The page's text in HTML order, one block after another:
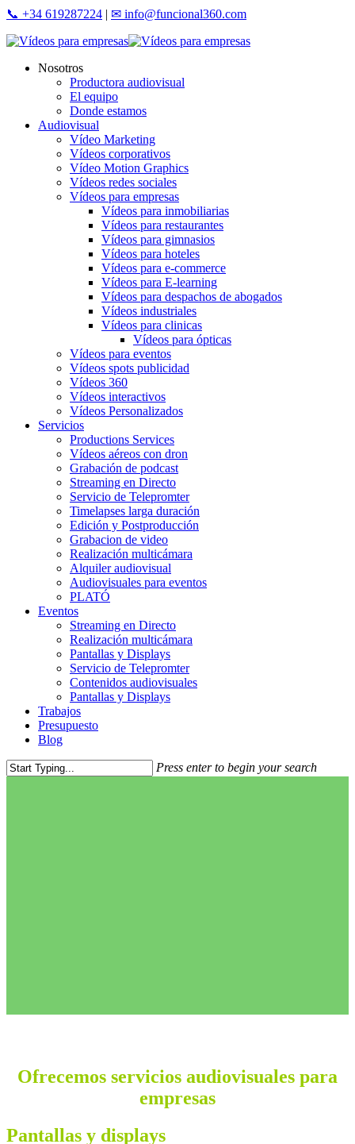
Skip
main
📞 +34 619287224 | ✉ info@funcional360.com
Menu
Nosotros
Productora audiovisual
El equipo
Donde estamos
Audiovisual
Vídeo Marketing
Vídeos corporativos
Vídeo Motion Graphics
Vídeos redes sociales
Vídeos para empresas
Vídeos para inmobiliarias
Vídeos para restaurantes
Vídeos para gimnasios
Vídeos para hoteles
Vídeos para e-commerce
Vídeos para E-learning
Vídeos para despachos de abogados
Vídeos industriales
Vídeos para clinicas
Vídeos para ópticas
Vídeos para eventos
Vídeos spots publicidad
Vídeos 360
Vídeos interactivos
Vídeos Personalizados
Servicios
Productions Services
Vídeos aéreos con dron
Grabación de podcast
Streaming en Directo
Servicio de Telepromter
Timelapses larga duración
Edición y Postproducción
Grabacion de video
Realización multicámara
Alquiler audiovisual
Audiovisuales para eventos
PLATÓ
Eventos
Streaming en Directo
Realización multicámara
Pantallas y Displays
Servicio de Telepromter
Contenidos audiovisuales
Pantallas y Displays
Trabajos
Presupuesto
Blog
Press enter to begin your search
Ofrecemos servicios audiovisuales para
empresas
Pantallas y displays